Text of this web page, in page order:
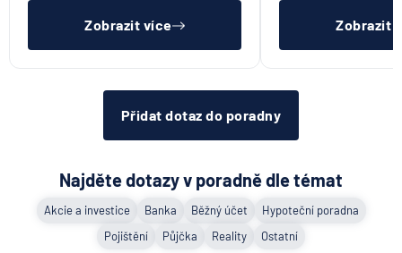
Volksbank Löbau-Zittau eG
Volksbank Raiffeisenbank Nordoberpfalz eG
Všeobecná zdravotní pojišťovna
Východosaská spořitelna Drážďany
Zobrazit více Zobrazit
Přidat dotaz do poradny
Najděte dotazy v poradně dle témat
Akcie a investice Banka Běžný účet
Hypoteční poradna
Pojištění
Půjčka Reality Ostatní